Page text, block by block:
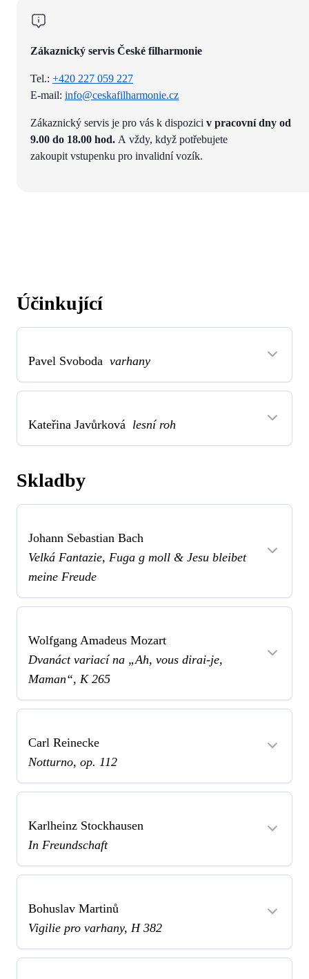
Zákaznický servis České filharmonie
Tel.: +420 227 059 227
E-mail: info@ceskafilharmonie.cz
Zákaznický servis je pro vás k dispozici v pracovní dny od
9.00 do 18.00 hod. A vždy, když potřebujete
zakoupit vstupenku pro invalidní vozík.
Účinkující
Pavel Svoboda varhany
Kateřina Javůrková lesní roh
Skladby
Johann Sebastian Bach
Velká Fantazie, Fuga g moll & Jesu bleibet
meine Freude
Wolfgang Amadeus Mozart
Dvanáct variací na „Ah, vous dirai-je,
Maman“, K 265
Carl Reinecke
Notturno, op. 112
Karlheinz Stockhausen
In Freundschaft
Bohuslav Martinů
Vigilie pro varhany, H 382